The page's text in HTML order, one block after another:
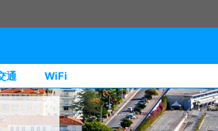
通 WiFi